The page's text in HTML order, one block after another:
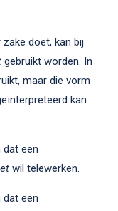
doet, kan bij
gebruikt worden. In
maar die vorm
kan
dat een
wil telewerken.
dat een